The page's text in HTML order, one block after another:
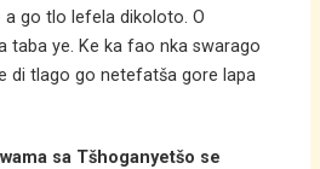
go tlo lefela dikoloto. O
taba ye. Ke ka fao nka swarago
di tlago go netefatša gore lapa
sa Tšhoganyetšo se